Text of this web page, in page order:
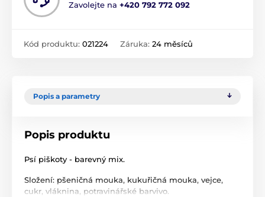
Zavolejte na +420 792 772 092
Kód produktu: 021224 Záruka: 24 měsíců
Popis a parametry
Popis produktu
Psí piškoty - barevný mix.
Složení: pšeničná mouka, kukuřičná mouka, vejce,
cukr, vláknina, potravinářské barvivo.